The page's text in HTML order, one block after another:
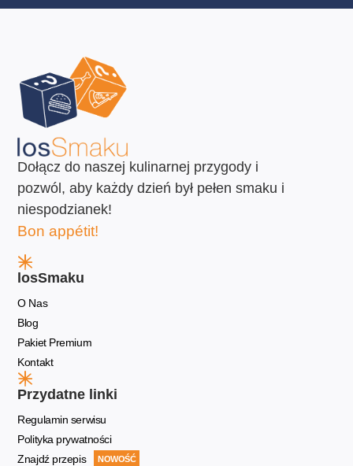
Dołącz do naszej kulinarnej przygody i
pozwól, aby każdy dzień był pełen smaku i
niespodzianek!
Bon appétit!
losSmaku
O Nas
Blog
Pakiet Premium
Kontakt
Przydatne linki
Regulamin serwisu
Polityka prywatności
Znajdź przepis
NOWOŚĆ